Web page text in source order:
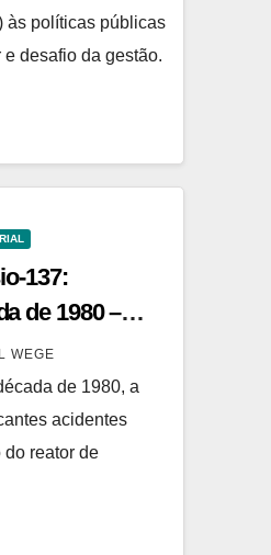
às políticas públicas
desafio da gestão.
137:
de 1980 –
WEGE
de 1980, a
acidentes
reator de